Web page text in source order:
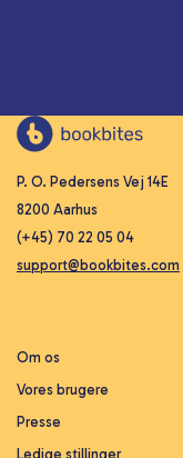
P. O. Pedersens Vej 14E
8200 Aarhus
(+45) 70 22 05 04
support@bookbites.com
Om os
Vores brugere
Presse
Ledige stillinger